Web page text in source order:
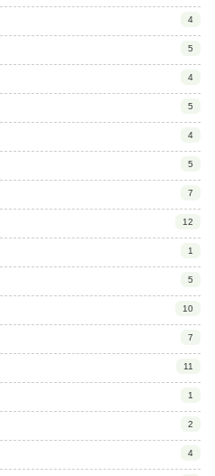
4
5
4
5
4
5
7
12
1
5
10
7
11
1
2
4